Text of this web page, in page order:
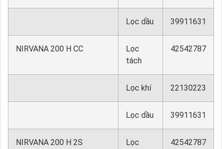
Lọc dầu 39911631
NIRVANA 200 H CC
Lọc
tách
42542787
Lọc khí 22130223
Lọc dầu 39911631
NIRVANA 200 H 2S
Lọc
42542787